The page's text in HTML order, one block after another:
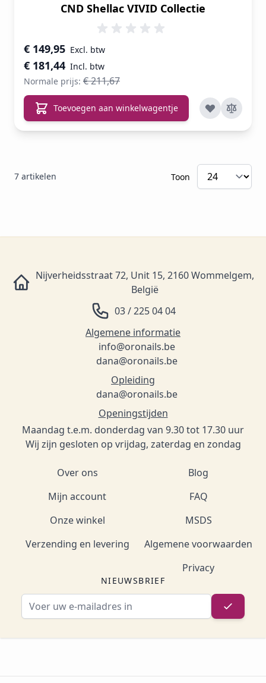
CND Shellac VIVID Collectie
Speciale prijs
€ 181,44
€ 149,95
Normale prijs: € 211,67
Toevoegen aan winkelwagentje
7 artikelen Toon
Nijverheidsstraat 72, Unit 15, 2160 Wommelgem,
België
03 / 225 04 04
Algemene informatie
info@oronails.be
dana@oronails.be
Opleiding
dana@oronails.be
Openingstijden
Maandag t.e.m. donderdag van 9.30 tot 17.30 uur
Wij zijn gesloten op vrijdag, zaterdag en zondag
Over ons
Mijn account
Onze winkel
Verzending en levering
Blog
FAQ
MSDS
Algemene voorwaarden
Privacy
NIEUWSBRIEF